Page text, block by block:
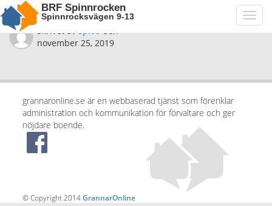
BRF Spinnrocken
Spinnrocksvägen 9-13
Skrivet avspi08den
november 25, 2019
grannaronline.se är en webbaserad tjänst som förenklar
administration och kommunikation för förvaltare och ger
nöjdare boende.
© Copyright 2014GrannarOnline